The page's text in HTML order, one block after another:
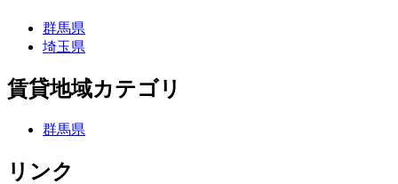
群馬県
埼玉県
賃貸地域カテゴリ
群馬県
リンク